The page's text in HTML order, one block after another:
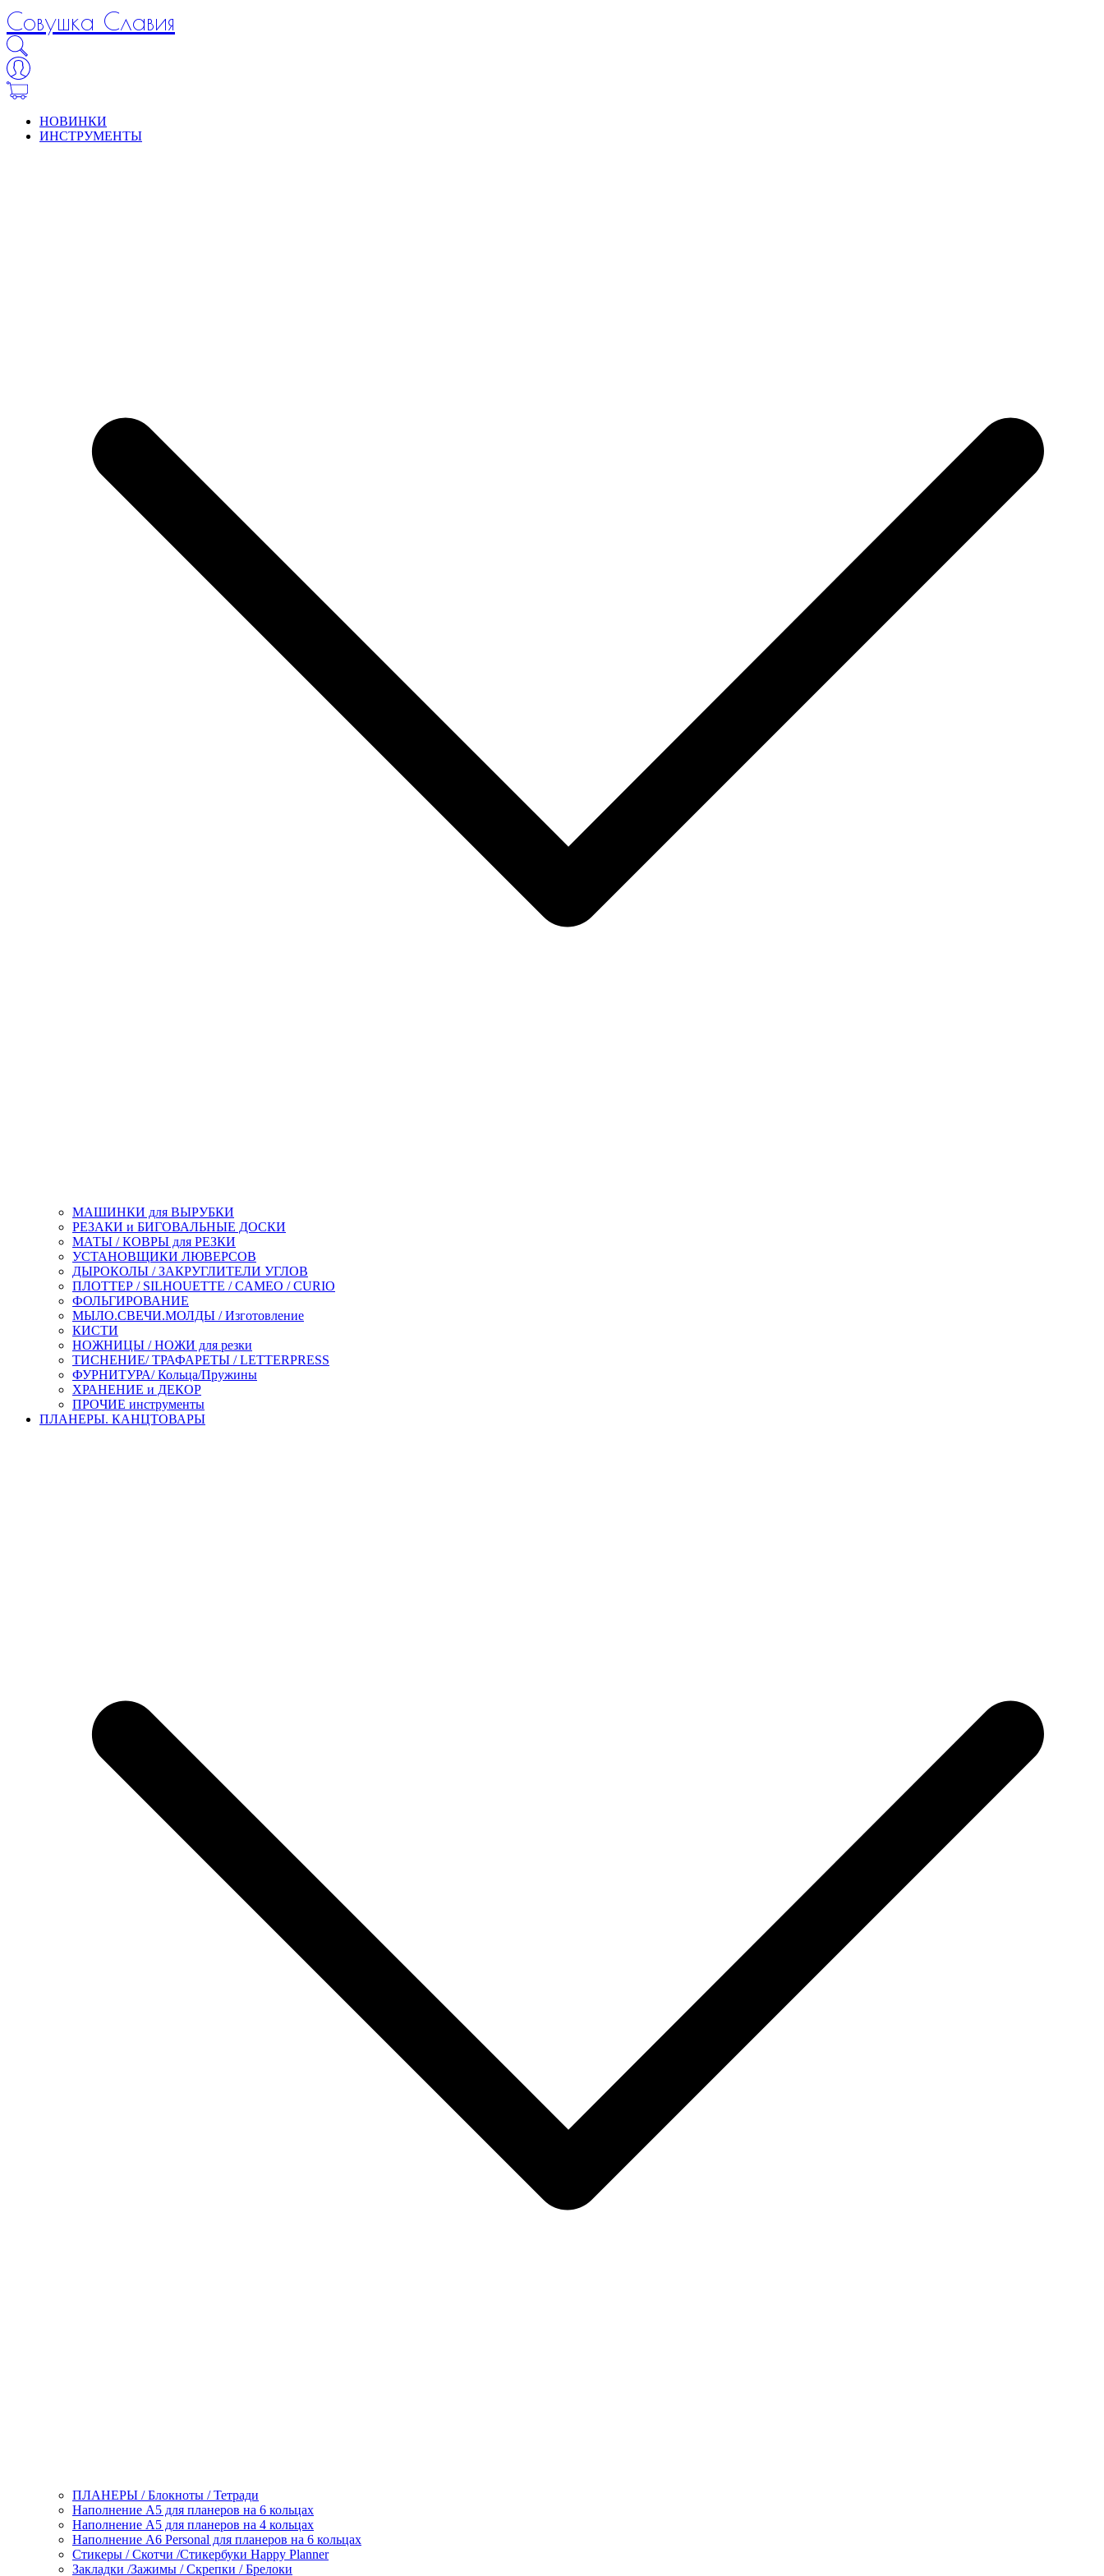
Совушка Славия
НОВИНКИ
ИНСТРУМЕНТЫ
МАШИНКИ для ВЫРУБКИ
РЕЗАКИ и БИГОВАЛЬНЫЕ ДОСКИ
МАТЫ / КОВРЫ для РЕЗКИ
УСТАНОВЩИКИ ЛЮВЕРСОВ
ДЫРОКОЛЫ / ЗАКРУГЛИТЕЛИ УГЛОВ
ПЛОТТЕР / SILHOUETTE / CAMEO / CURIO
ФОЛЬГИРОВАНИЕ
МЫЛО.СВЕЧИ.МОЛДЫ / Изготовление
КИСТИ
НОЖНИЦЫ / НОЖИ для резки
ТИСНЕНИЕ/ ТРАФАРЕТЫ / LETTERPRESS
ФУРНИТУРА/ Кольца/Пружины
ХРАНЕНИЕ и ДЕКОР
ПРОЧИЕ инструменты
ПЛАНЕРЫ. КАНЦТОВАРЫ
ПЛАНЕРЫ / Блокноты / Тетради
Наполнение А5 для планеров на 6 кольцах
Наполнение А5 для планеров на 4 кольцах
Наполнение А6 Personal для планеров на 6 кольцах
Стикеры / Скотчи /Стикербуки Happy Planner
Закладки /Зажимы / Скрепки / Брелоки